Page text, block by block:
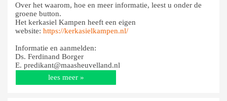
Over het waarom, hoe en meer informatie, leest u onder de
groene button.
Het kerkasiel Kampen heeft een eigen
website: https://kerkasielkampen.nl/
Informatie en aanmelden:
Ds. Ferdinand Borger
E. predikant@maasheuvelland.nl
lees meer »